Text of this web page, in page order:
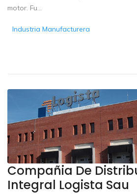
motor. Fu...
Industria Manufacturera
Compañia De
Integral Logista Sau